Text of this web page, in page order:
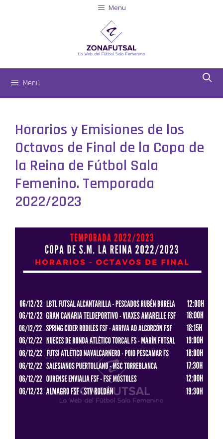
Menu
Menú
Horarios y Emisiones de los
Octavos de Final de la Copa de
la Reina de Fútbol Sala
Femenino. Temporada
2022/2023